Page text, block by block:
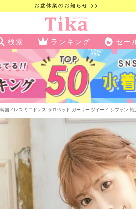
お盆休業のお知らせ >>
検索 ランキング セー
韓国ドレス ミニドレス サロペット ガーリー ツイード シフォン